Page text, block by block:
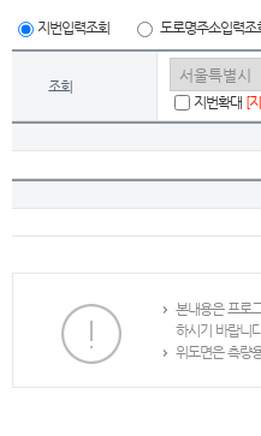
지번입력조회 도로명주소입력조
조회
지번확대 [
본내용은 프로
하시기 바랍니
위도면은 측량